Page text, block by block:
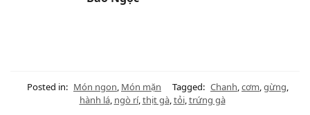
Posted in: Món ngon, Món mặn Tagged: Chanh,cơm,gừng,
hành lá, ngò rí,thịt gà,tỏi,trứng gà